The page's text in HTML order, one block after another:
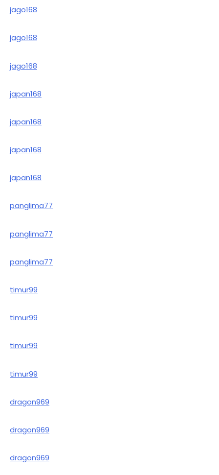
jago168
jago168
jago168
japan168
japan168
japan168
japan168
panglima77
panglima77
panglima77
timur99
timur99
timur99
timur99
dragon969
dragon969
dragon969